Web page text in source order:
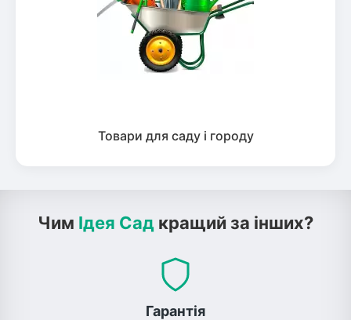
Товари для саду і городу
Чим Ідея Сад кращий за інших?
Гарантія